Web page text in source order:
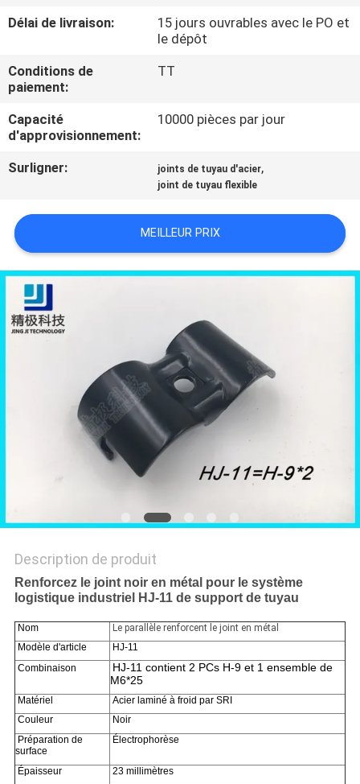
CONTRÔLE
LA
QUALITÉ
NOUS
CONTACTER
DEMANDEZ
UN DEVIS
PLAN
DU
POLITIQUE
CONFIDENTIALITÉ
Délai de livraison:
15 jours ouvrables avec le PO et
le dépôt
Conditions de
paiement:
TT
Capacité
d'approvisionnement:
10000 pièces par jour
Surligner: joints de tuyau d'acier,
joint de tuyau flexible
MEILLEUR PRIX
Description de produit
Renforcez le joint noir en métal pour le système
logistique industriel HJ-11 de support de tuyau
Nom
Le parallèle renforcent le joint en métal
Modèle d'article
HJ-11
Combinaison
HJ-11 contient 2 PCs H-9 et 1 ensemble de
M6*25
Matériel
Acier laminé à froid par SRI
Couleur
Noir
Préparation de
surface
Électrophorèse
Épaisseur 23 millimètres